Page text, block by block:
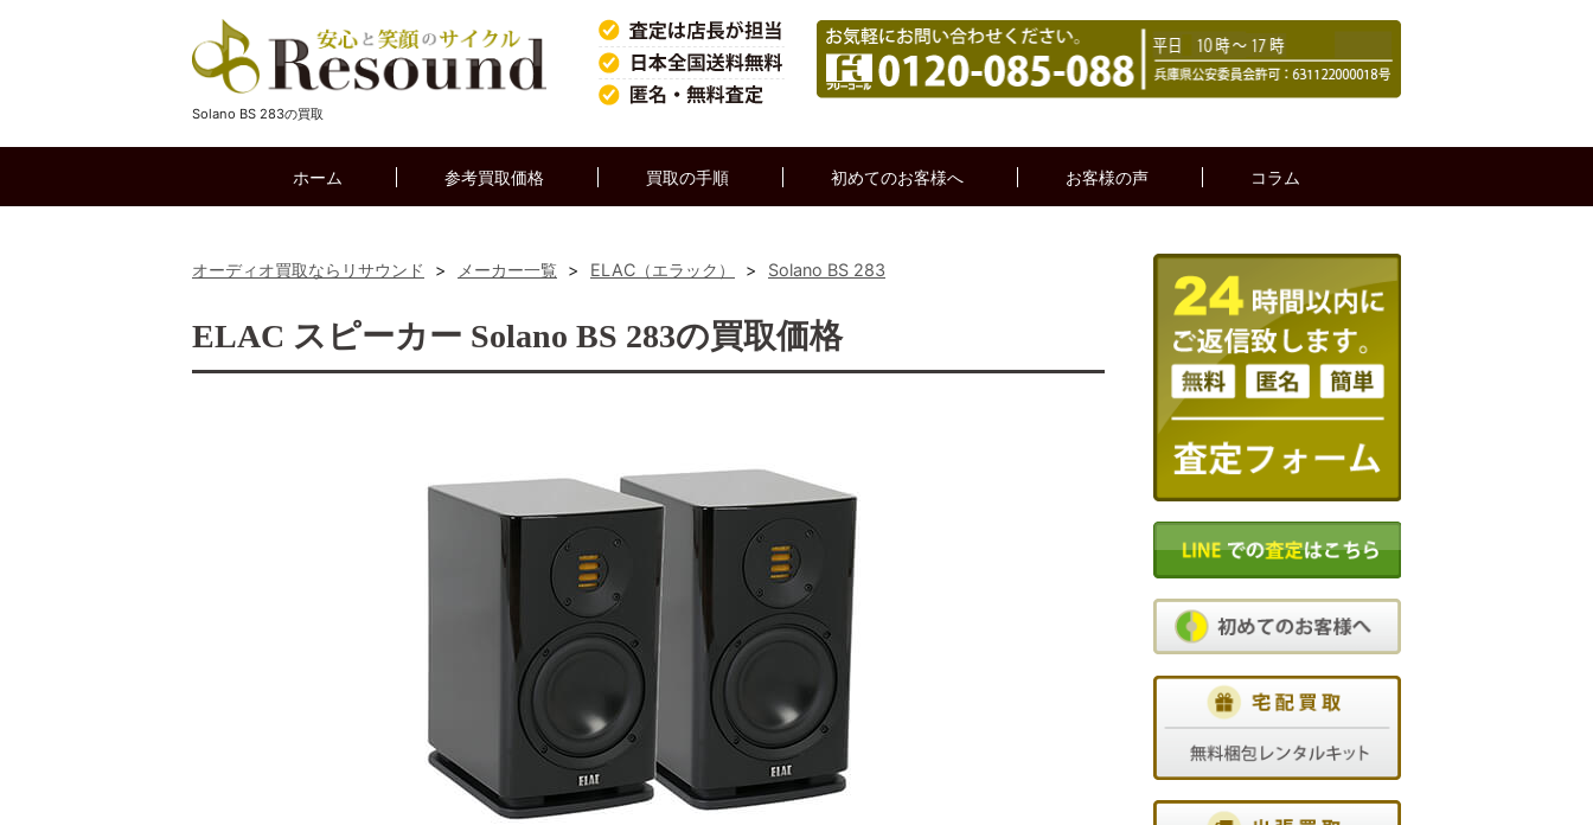
Solano BS 283の買取
ホーム 参考買取価格 買取の手順 初めてのお客様へ お客様の声 コラム
オーディオ買取ならリサウンド > メーカー一覧 > ELAC（エラック） > Solano BS 283
ELAC スピーカー Solano BS 283の買取価格